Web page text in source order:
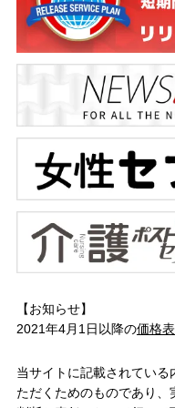
【お知らせ】
2021年4月1日以降の価格
当サイトに記載されてい
ただくためのものであり